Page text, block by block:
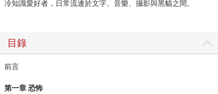
冷知識愛好者，日常流連於文字、音樂、攝影與黑貓之間。
目錄
前言
第一章 恐怖